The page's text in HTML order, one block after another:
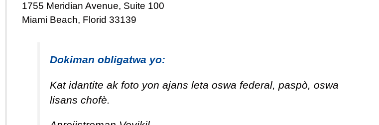
1755 Meridian Avenue, Suite 100
Miami Beach, Florid 33139
Dokiman obligatwa yo:
Kat idantite ak foto yon ajans leta oswa federal, paspò, oswa
lisans chofè.